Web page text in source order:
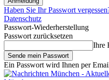
Haben Sie Ihr Passwort
Datenschutz
Passwort-Wiederherstellung
Passwort zurücksetzen
Ihre
Ein Passwort wird Ihnen per